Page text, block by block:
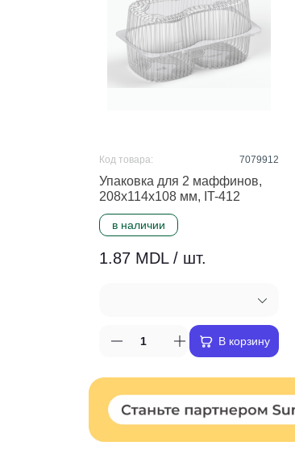
в наличии
Упаковка для 2 маффинов,
208x114x108 мм, IT-412
Код товара: 7079912
1.87 MDL / шт.
В корзину